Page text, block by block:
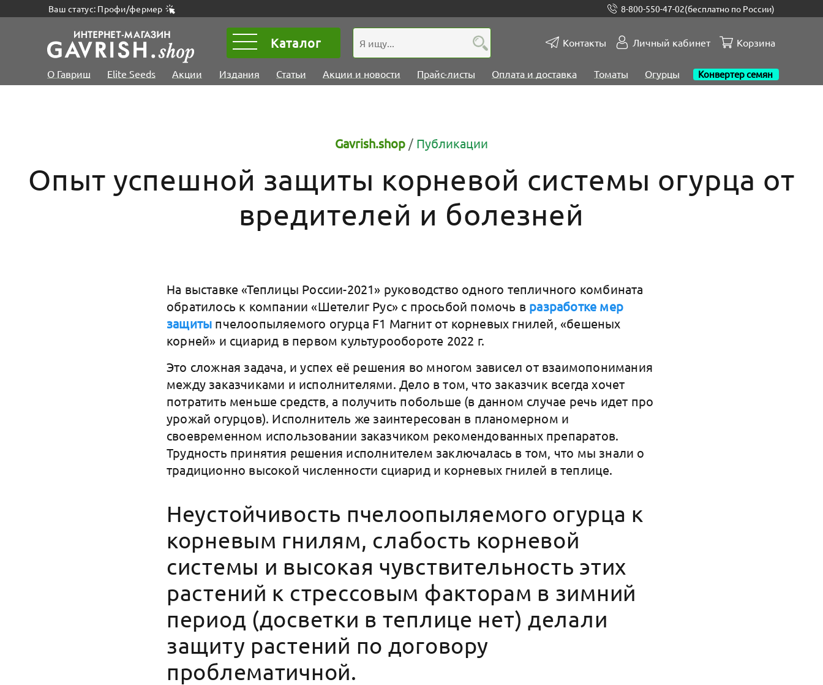
Ваш статус: Профи/фермер 8-800-550-47-02(бесплатно по России)
Каталог Контакты Личный кабинет Корзина
О Гавриш Elite Seeds Акции Издания Статьи Акции и новости Прайс-листы Оплата и доставка Томаты Огурцы Конвертер семян
Gavrish.shop / Публикации
Опыт успешной защиты корневой системы огурца от
вредителей и болезней
На выставке «Теплицы России-2021» руководство одного тепличного комбината
обратилось к компании «Шетелиг Рус» с просьбой помочь в разработке мер
защиты пчелоопыляемого огурца F1 Магнит от корневых гнилей, «бешеных
корней» и сциарид в первом культурообороте 2022 г.
Это сложная задача, и успех её решения во многом зависел от взаимопонимания
между заказчиками и исполнителями. Дело в том, что заказчик всегда хочет
потратить меньше средств, а получить побольше (в данном случае речь идет про
урожай огурцов). Исполнитель же заинтересован в планомерном и
своевременном использовании заказчиком рекомендованных препаратов.
Трудность принятия решения исполнителем заключалась в том, что мы знали о
традиционно высокой численности сциарид и корневых гнилей в теплице.
Неустойчивость пчелоопыляемого огурца к
корневым гнилям, слабость корневой
системы и высокая чувствительность этих
растений к стрессовым факторам в зимний
период (досветки в теплице нет) делали
защиту растений по договору
проблематичной.